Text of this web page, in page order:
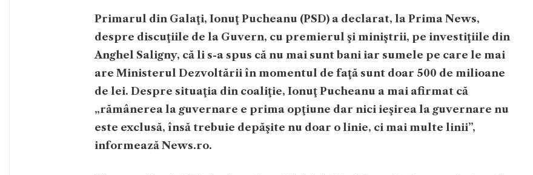
Primarul din Galaţi, Ionuţ Pucheanu (PSD) a declarat, la Prima News,
despre discuţiile de la Guvern, cu premierul şi miniştrii, pe investiţiile din
Anghel Saligny, că li s-a spus că nu mai sunt bani iar sumele pe care le mai
are Ministerul Dezvoltării în momentul de faţă sunt doar 500 de milioane
de lei. Despre situaţia din coaliţie, Ionuţ Pucheanu a mai afirmat că
„rămânerea la guvernare e prima opţiune dar nici ieşirea la guvernare nu
este exclusă, însă trebuie depăşite nu doar o linie, ci mai multe linii”,
informează News.ro.